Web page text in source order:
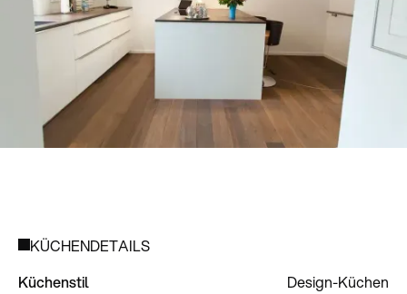
KÜCHENDETAILS
Küchenstil
Design-Küchen